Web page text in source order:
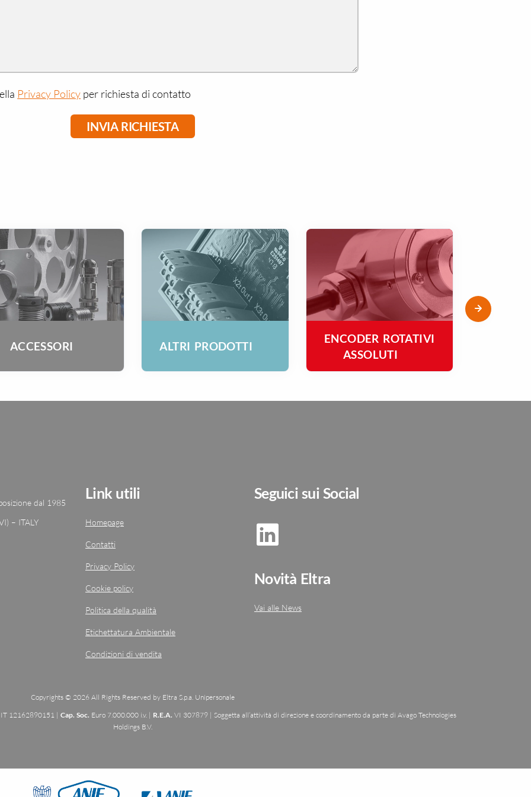
Privacy Policy per richiesta di contatto
ACCESSORI ALTRI PRODOTTI
ENCODER ROTATIVI
ASSOLUTI
dal 1985
– ITALY
Link utili
Homepage
Contatti
Privacy Policy
Cookie policy
Politica della qualità
Etichettatura Ambientale
Condizioni di vendita
Seguici sui Social
Novità Eltra
Vai alle News
Copyrights © 2026 All Rights Reserved by Eltra S.p.a. Unipersonale
12162890151 | Cap. Soc. Euro 7.000.000 i.v. | R.E.A. VI 307879 | Soggetta all’attività di direzione e coordinamento da parte di Avago Technologies
Holdings B.V.